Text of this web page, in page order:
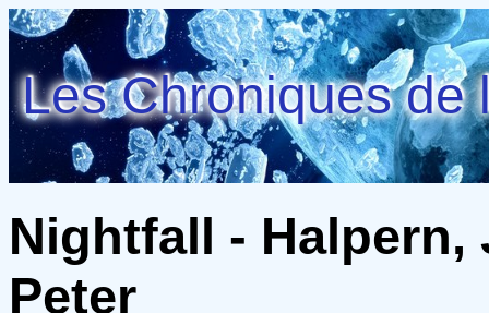
Les Chroniques de
Nightfall -
Peter